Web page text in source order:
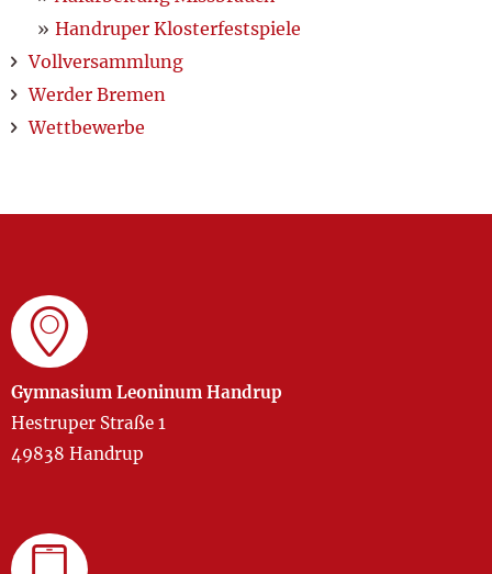
Handruper Klosterfestspiele
Vollversammlung
Werder Bremen
Wettbewerbe
Gymnasium Leoninum Handrup
Hestruper Straße 1
49838 Handrup